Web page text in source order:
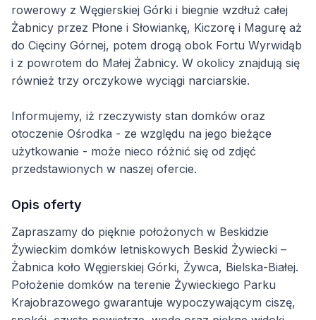
rowerowy z Węgierskiej Górki i biegnie wzdłuż całej
Żabnicy przez Płone i Słowiankę, Kiczorę i Magurę aż
do Cięciny Górnej, potem drogą obok Fortu Wyrwidąb
i z powrotem do Małej Żabnicy. W okolicy znajdują się
również trzy orczykowe wyciągi narciarskie.
Informujemy, iż rzeczywisty stan domków oraz
otoczenie Ośrodka - ze względu na jego bieżące
użytkowanie - może nieco różnić się od zdjęć
przedstawionych w naszej ofercie.
Opis oferty
Zapraszamy do pięknie położonych w Beskidzie
Żywieckim domków letniskowych Beskid Żywiecki –
Żabnica koło Węgierskiej Górki, Żywca, Bielska-Białej.
Położenie domków na terenie Żywieckiego Parku
Krajobrazowego gwarantuje wypoczywającym ciszę,